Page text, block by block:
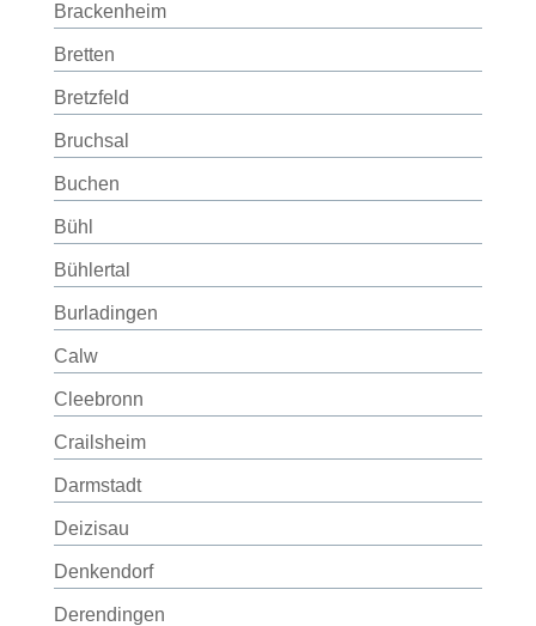
Brackenheim
Bretten
Bretzfeld
Bruchsal
Buchen
Bühl
Bühlertal
Burladingen
Calw
Cleebronn
Crailsheim
Darmstadt
Deizisau
Denkendorf
Derendingen